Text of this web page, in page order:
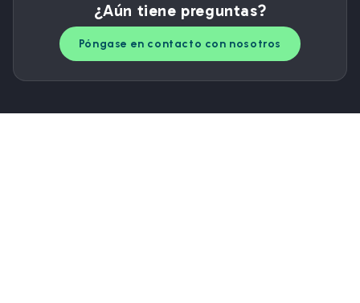
¿Aún tiene preguntas?
Póngase en contacto con nosotros